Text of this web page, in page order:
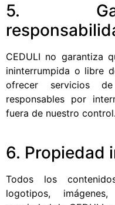
5.
CEDULI no garantiza
ininterrumpida o libre
ofrecer servicios
responsables por
fuera de nuestro control.
6. Propiedad
Todos los
logotipos,